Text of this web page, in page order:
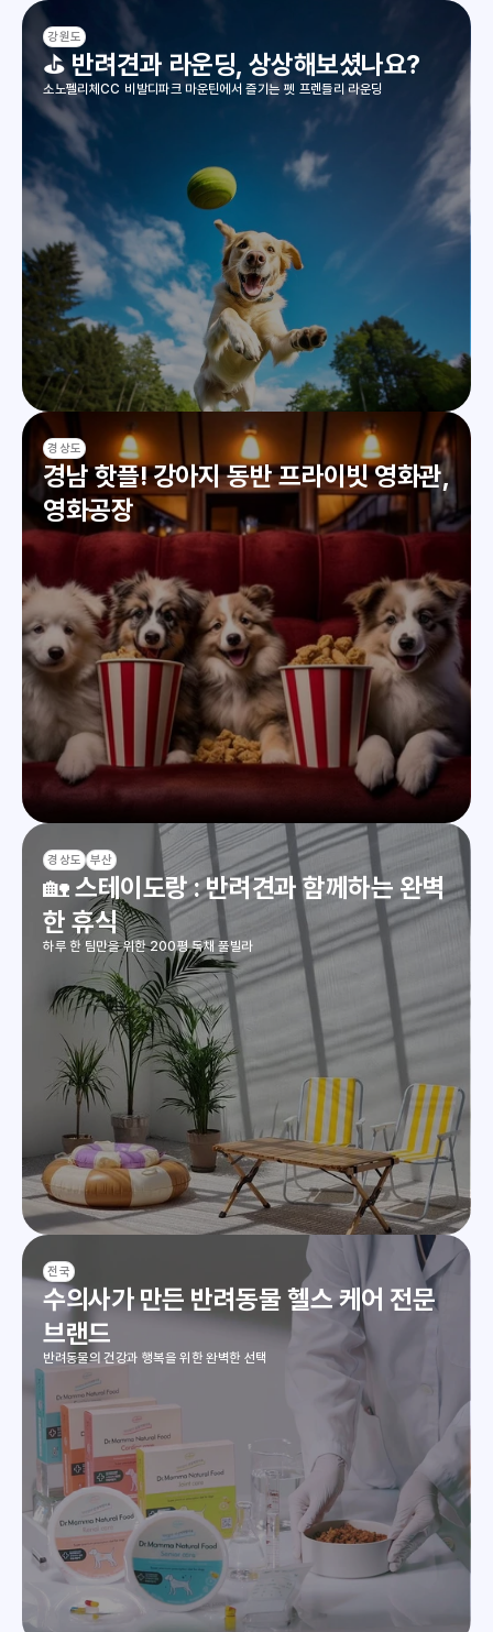
강원도
⛳ 반려견과 라운딩, 상상해보셨나요?
소노펠리체CC 비발디파크 마운틴에서 즐기는 펫 프렌들리 라운딩
경상도
경남 핫플! 강아지 동반 프라이빗 영화관,
영화공장
경상도 부산
🏡 스테이도랑 : 반려견과 함께하는 완벽
한 휴식
하루 한 팀만을 위한 200평 독채 풀빌라
전국
수의사가 만든 반려동물 헬스 케어 전문
브랜드
반려동물의 건강과 행복을 위한 완벽한 선택